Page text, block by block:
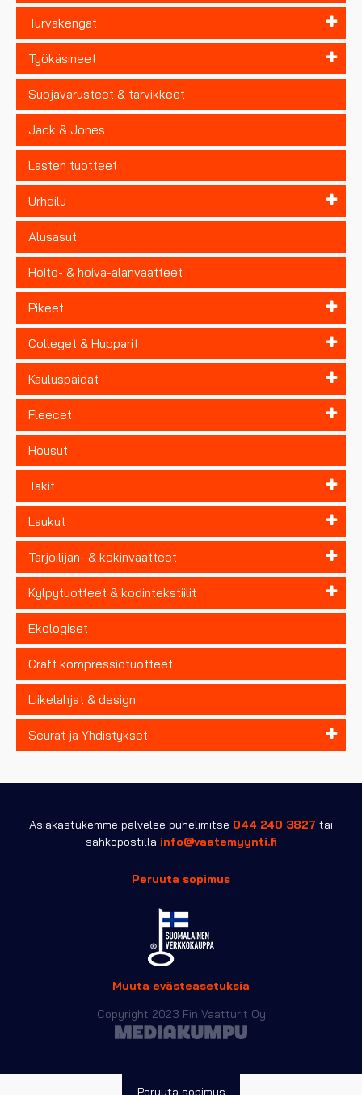
Turvakengät
Työkäsineet
Suojavarusteet & tarvikkeet
Jack & Jones
Lasten tuotteet
Urheilu
Alusasut
Hoito- & hoiva-alanvaatteet
Pikeet
Colleget & Hupparit
Kauluspaidat
Fleecet
Housut
Takit
Laukut
Tarjoilijan- & kokinvaatteet
Kylpytuotteet & kodintekstiilit
Ekologiset
Craft kompressiotuotteet
Liikelahjat & design
Seurat ja Yhdistykset
Asiakastukemme palvelee puhelimitse 044 240 3827 tai
sähköpostilla info@vaatemyynti.fi
Peruuta sopimus
Muuta evästeasetuksia
Copyright 2023 Fin Vaatturit Oy
Peruuta sopimus